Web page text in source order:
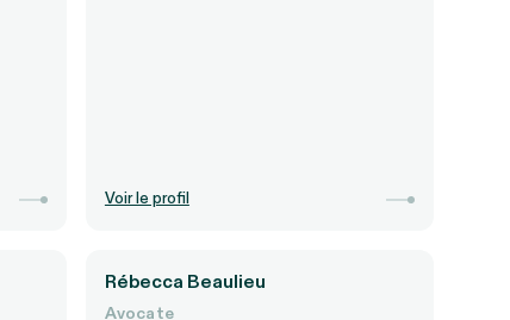
Voir le profil
Rébecca Beaulieu
Avocate